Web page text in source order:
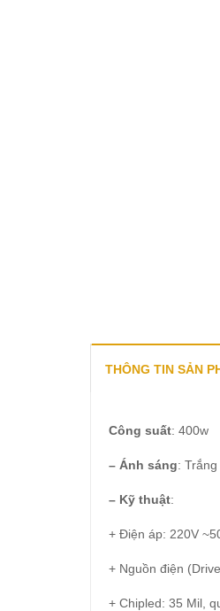
THÔNG TIN SẢN
Công suất: 400w
– Ánh sáng: Trắng
– Kỹ thuật:
+ Điện áp: 220V
+ Nguồn điện
+ Chipled: 35 Mil,